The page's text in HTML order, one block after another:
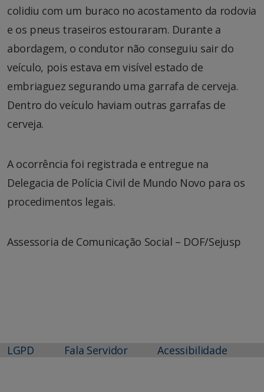
colidiu com um buraco no acostamento da rodovia
e os pneus traseiros estouraram. Durante a
abordagem, o condutor não conseguiu sair do
veículo, pois estava em visível estado de
embriaguez segurando uma garrafa de cerveja.
Dentro do veículo haviam outras garrafas de
cerveja.
A ocorrência foi registrada e entregue na
Delegacia de Polícia Civil de Mundo Novo para os
procedimentos legais.
Assessoria de Comunicação Social – DOF/Sejusp
LGPD Fala Servidor Acessibilidade